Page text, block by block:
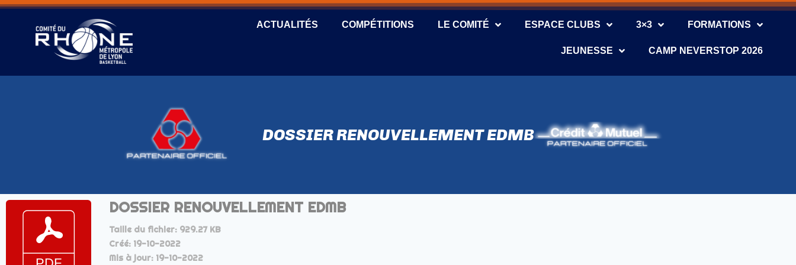
ACTUALITÉS COMPÉTITIONS LE COMITÉ ESPACE CLUBS 3×3 FORMATIONS
JEUNESSE CAMP NEVERSTOP 2026
DOSSIER RENOUVELLEMENT EDMB
DOSSIER RENOUVELLEMENT EDMB
Taille du fichier: 929.27 KB
Créé: 19-10-2022
Mis à jour: 19-10-2022